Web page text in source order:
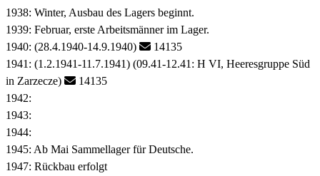
1938: Winter, Ausbau des Lagers beginnt.
1939: Februar, erste Arbeitsmänner im Lager.
1940: (28.4.1940-14.9.1940)
14135
1941: (1.2.1941-11.7.1941) (09.41-12.41: H VI, Heeresgruppe Süd
in Zarzecze)
14135
1942:
1943:
1944:
1945: Ab Mai Sammellager für Deutsche.
1947: Rückbau erfolgt